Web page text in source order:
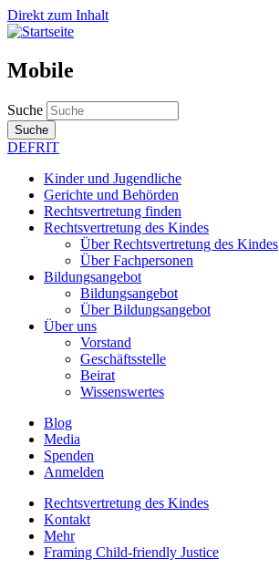
Direkt zum Inhalt
Mobile
Suche
Suche
DEFRIT
Kinder und Jugendliche
Gerichte und Behörden
Rechtsvertretung finden
Rechtsvertretung des Kindes
Über Rechtsvertretung des Kindes
Über Fachpersonen
Bildungsangebot
Bildungsangebot
Über Bildungsangebot
Über uns
Vorstand
Geschäftsstelle
Beirat
Wissenswertes
Blog
Media
Spenden
Anmelden
Rechtsvertretung des Kindes
Kontakt
Mehr
Framing Child-friendly Justice